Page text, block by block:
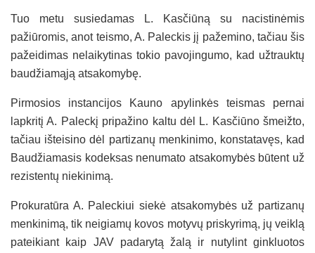
Tuo metu susiedamas L. Kasčiūną su nacistinėmis
pažiūromis, anot teismo, A. Paleckis jį pažemino, tačiau šis
pažeidimas nelaikytinas tokio pavojingumo, kad užtrauktų
baudžiamąją atsakomybę.
Pirmosios instancijos Kauno apylinkės teismas pernai
lapkritį A. Paleckį pripažino kaltu dėl L. Kasčiūno šmeižto,
tačiau išteisino dėl partizanų menkinimo, konstatavęs, kad
Baudžiamasis kodeksas nenumato atsakomybės būtent už
rezistentų niekinimą.
Prokuratūra A. Paleckiui siekė atsakomybės už partizanų
menkinimą, tik neigiamų kovos motyvų priskyrimą, jų veiklą
pateikiant kaip JAV padarytą žalą ir nutylint ginkluotos